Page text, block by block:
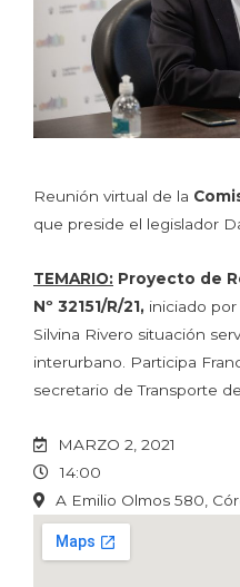
Reunión virtual de la
que preside el legislador
TEMARIO: Proyecto de
Nº 32151/R/21, iniciado por
Silvina Rivero situación
interurbano. Participa
secretario de Transporte
MARZO 2, 2021
14:00
A Emilio Olmos 580,